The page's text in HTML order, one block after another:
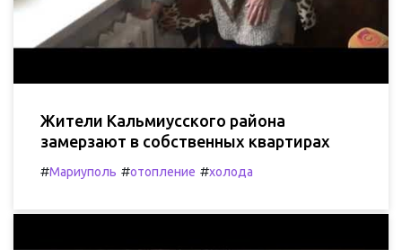
Жители Кальмиусского района
замерзают в собственных квартирах
#Мариуполь #отопление #холода